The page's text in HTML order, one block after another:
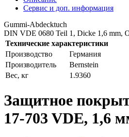
Сервис и доп. информация
Gummi-Abdecktuch
DIN VDE 0680 Teil 1, Dicke 1,6 mm,
Технические характеристики
Производство
Германия
Производитель
Bernstein
Вес, кг
1.9360
Защитное
17-703 VDE, 1,6